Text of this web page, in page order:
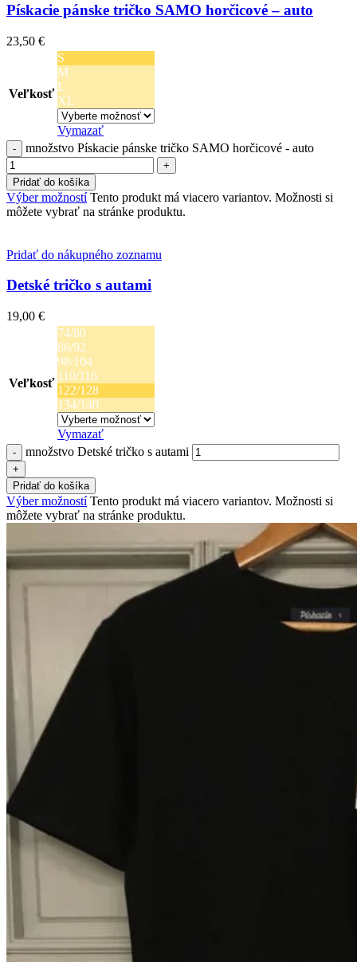
Pískacie pánske tričko SAMO horčicové – auto
23,50 €
Veľkosť
S
M
L
XL
Vymazať
množstvo Pískacie pánske tričko SAMO horčicové - auto
Pridať do košíka
Výber možností Tento produkt má viacero variantov. Možnosti si
môžete vybrať na stránke produktu.
Pridať do nákupného zoznamu
Detské tričko s autami
19,00 €
Veľkosť
74/80
86/92
98/104
110/116
122/128
134/140
Vymazať
množstvo Detské tričko s autami
Pridať do košíka
Výber možností Tento produkt má viacero variantov. Možnosti si
môžete vybrať na stránke produktu.